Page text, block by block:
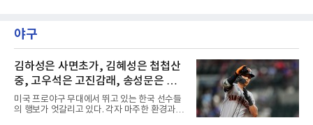
에서 경기하고 있다.
야구
김하성은 사면초가, 김혜성은 첩첩산
중, 고우석은 고진감래, 송성문은 무
난지경... 이정후는?
미국 프로야구 무대에서 뛰고 있는 한국 선수들
의 행보가 엇갈리고 있다. 각자 마주한 환경과 현